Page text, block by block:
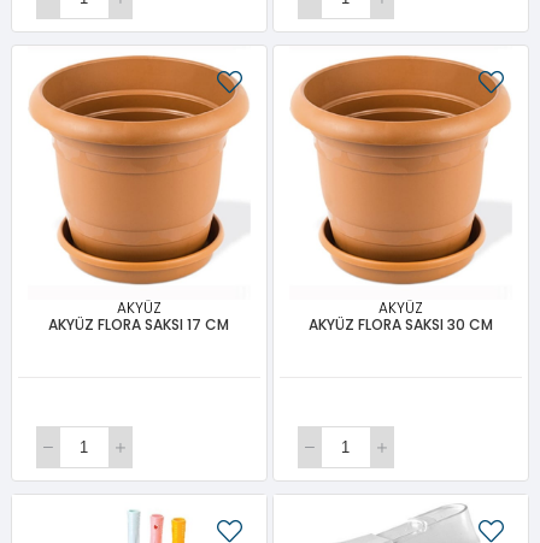
AKYÜZ
AKYÜZ FLORA SAKSI 17 CM
AKYÜZ
AKYÜZ FLORA SAKSI 30 CM